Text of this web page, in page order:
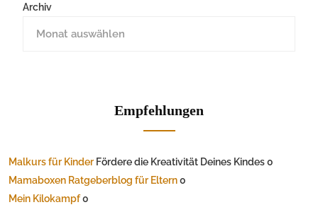
Archiv
Empfehlungen
Malkurs für Kinder Fördere die Kreativität Deines Kindes 0
Mamaboxen Ratgeberblog für Eltern0
Mein Kilokampf0